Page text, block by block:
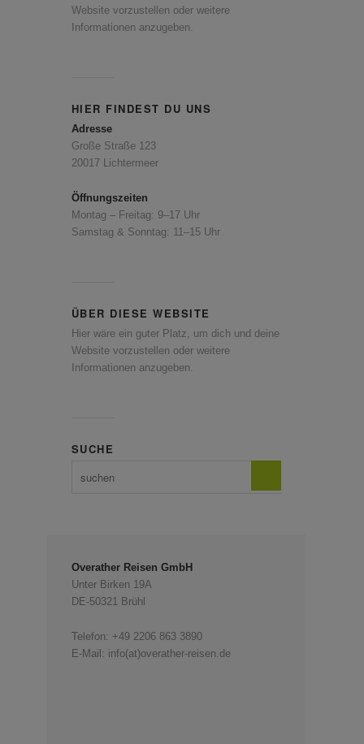
Website vorzustellen oder weitere
Informationen anzugeben.
HIER FINDEST DU UNS
Adresse
Große Straße 123
20017 Lichtermeer
Öffnungszeiten
Montag – Freitag: 9–17 Uhr
Samstag & Sonntag: 11–15 Uhr
ÜBER DIESE WEBSITE
Hier wäre ein guter Platz, um dich und deine
Website vorzustellen oder weitere
Informationen anzugeben.
SUCHE
Overather Reisen GmbH
Unter Birken 19A
DE-50321 Brühl
Telefon: +49 2206 863 3890
E-Mail: info(at)overather-reisen.de